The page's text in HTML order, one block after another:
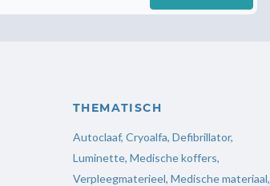
THEMATISCH
Autoclaaf, Cryoalfa, Defibrillator,
Luminette, Medische koffers,
Verpleegmaterieel, Medische materiaal,